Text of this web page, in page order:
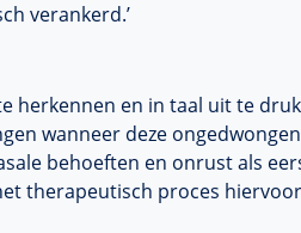
verankerd.’
herkennen en in taal uit te
wanneer deze
behoeften en onrust als
therapeutisch proces